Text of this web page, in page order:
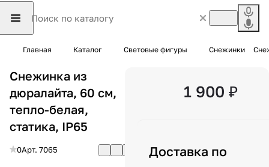
Главная Каталог Световые фигуры Снежинки
Снежинка из
дюралайта, 60 см,
тепло-белая,
статика, IP65
0Арт. 7065
1 900 ₽
Доставка по